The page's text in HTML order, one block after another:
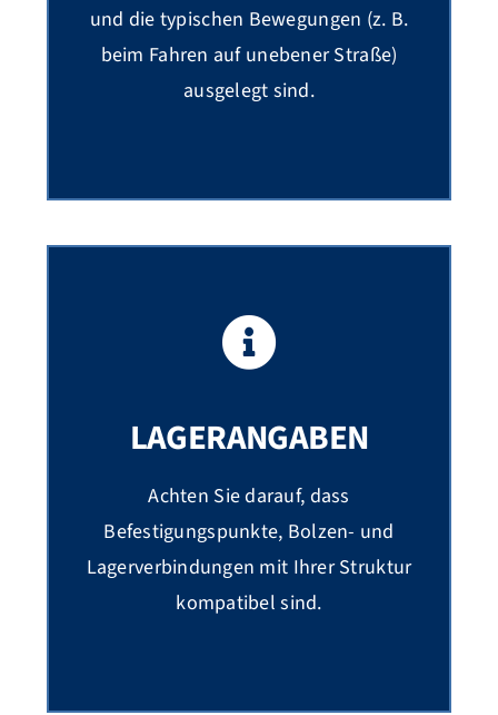
und die typischen Bewegungen (z. B.
beim Fahren auf unebener Straße)
ausgelegt sind.
LAGERANGABEN
Achten Sie darauf, dass
Befestigungspunkte, Bolzen- und
Lagerverbindungen mit Ihrer Struktur
kompatibel sind.